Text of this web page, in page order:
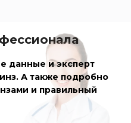
данные и эксперт
А также подробно
и правильный